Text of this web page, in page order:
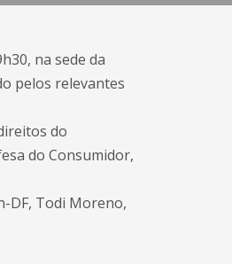
na sede da
pelos relevantes
do
do Consumidor,
DF, Todi Moreno,